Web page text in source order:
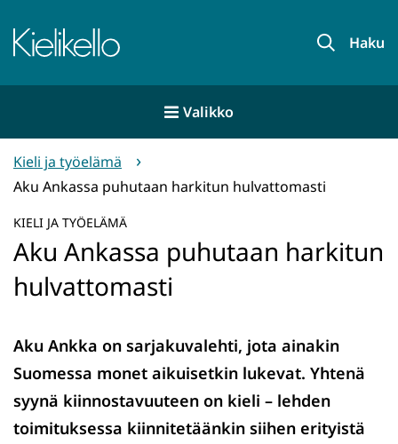
sisältöön
Etusivu Haku
Valikko
Kieli ja työelämä
Aku Ankassa puhutaan harkitun hulvattomasti
KIELI JA TYÖELÄMÄ
Aku Ankassa puhutaan harkitun
hulvattomasti
Aku Ankka on sarjakuvalehti, jota ainakin
Suomessa monet aikuisetkin lukevat. Yhtenä
syynä kiinnostavuuteen on kieli – lehden
toimituksessa kiinnitetäänkin siihen erityistä